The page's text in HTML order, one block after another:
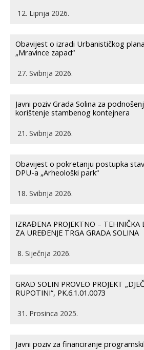
12. Lipnja 2026.
Obavijest o izradi Urbanističkog
„Mravince zapad“
27. Svibnja 2026.
Javni poziv Grada Solina za
korištenje stambenog kontejnera
21. Svibnja 2026.
Obavijest o pokretanju postupka
DPU-a „Arheološki park“
18. Svibnja 2026.
IZRAĐENA PROJEKTNO – TEHNIČKA
ZA UREĐENJE TRGA GRADA SOLINA
8. Siječnja 2026.
GRAD SOLIN PROVEO PROJEKT
RUPOTINI“, PK.6.1.01.0073
31. Prosinca 2025.
Javni poziv za financiranje